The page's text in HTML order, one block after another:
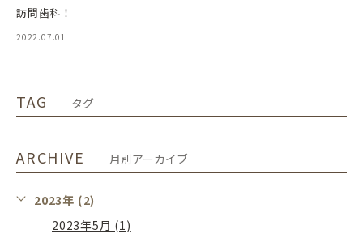
訪問歯科！
2022.07.01
TAG タグ
ARCHIVE 月別アーカイブ
2023年 (2)
2023年5月 (1)